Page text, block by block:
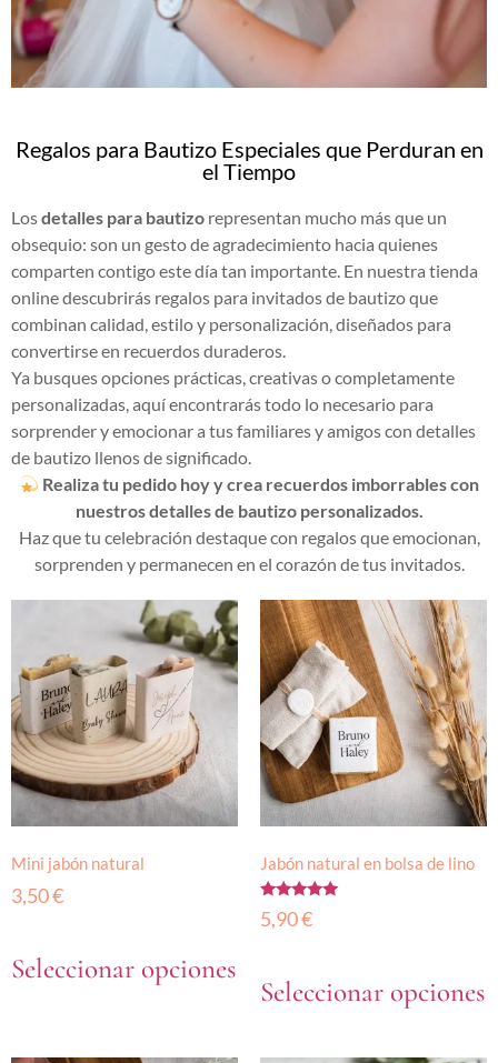
Regalos para Bautizo Especiales que Perduran en
el Tiempo
Losdetalles para bautizo representan mucho más que un
obsequio: son un gesto de agradecimiento hacia quienes
comparten contigo este día tan importante. En nuestra tienda
online descubrirás regalos para invitados de bautizo que
combinan calidad, estilo y personalización, diseñados para
convertirse en recuerdos duraderos.
Ya busques opciones prácticas, creativas o completamente
personalizadas, aquí encontrarás todo lo necesario para
sorprender y emocionar a tus familiares y amigos con detalles
de bautizo llenos de significado.
Realiza tu pedido hoy y crea recuerdos imborrables con
nuestros detalles de bautizo personalizados.
Haz que tu celebración destaque con regalos que emocionan,
sorprenden y permanecen en el corazón de tus invitados.
Mini jabón natural
3,50€
Seleccionar opciones
Jabón natural en bolsa de lino
Valorado
con
5,90€
Seleccionar opciones